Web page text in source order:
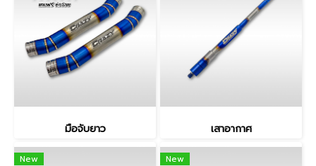
มือจับยาว เสาอากาศ
New New